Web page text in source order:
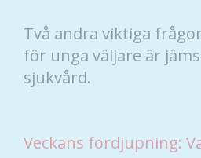
Två andra viktiga frågor
för unga väljare är
sjukvård.
Veckans fördjupning: